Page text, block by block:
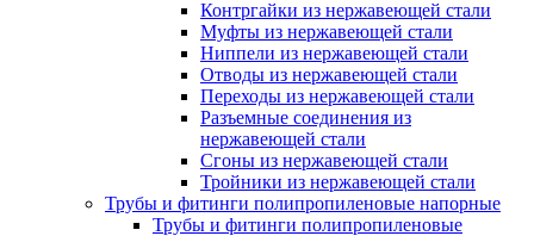
Контргайки из нержавеющей стали
Муфты из нержавеющей стали
Ниппели из нержавеющей стали
Отводы из нержавеющей стали
Переходы из нержавеющей стали
Разъемные соединения из
нержавеющей стали
Сгоны из нержавеющей стали
Тройники из нержавеющей стали
Трубы и фитинги полипропиленовые напорные
Трубы и фитинги полипропиленовые